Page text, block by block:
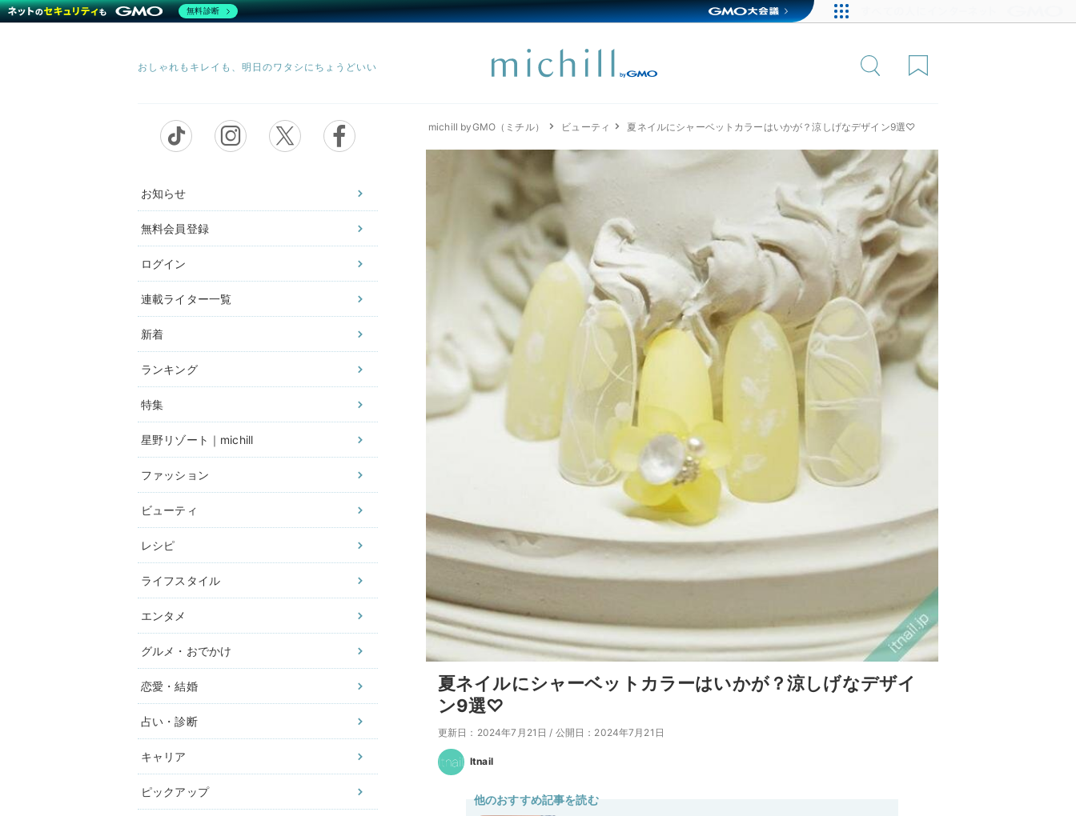
お知らせ
無料会員登録
ログイン
連載ライター一覧
新着
ランキング
特集
星野リゾート｜michill
ファッション
ビューティ
レシピ
ライフスタイル
エンタメ
グルメ・おでかけ
恋愛・結婚
占い・診断
キャリア
ピックアップ
michill byGMO（ミチル） ビューティ 夏ネイルにシャーベットカラーはいかが？涼しげなデザイン9選♡
夏ネイルにシャーベットカラーはいかが？涼しげなデザイ
ン9選♡
更新日：2024年7月21日 / 公開日：2024年7月21日
Itnail
他のおすすめ記事を読む
無料診断